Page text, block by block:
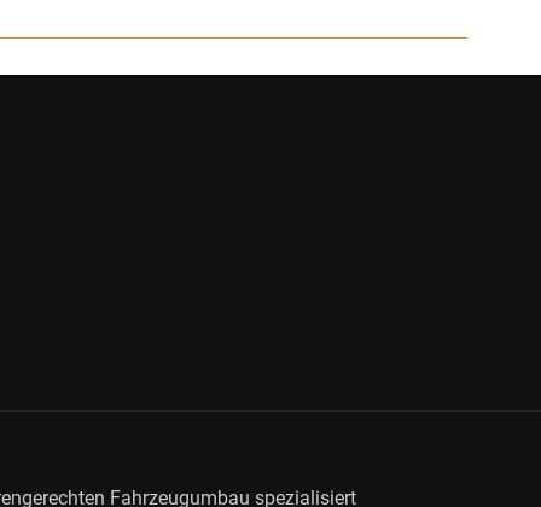
Fahrzeugumbau spezialisiert